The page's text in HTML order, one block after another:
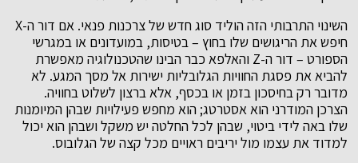
השינוי התרבותי הזה הוליד סוג חדש של צרכנות פנאי. אם דור ה-X
חיפש את הריגושים שלו בחוץ – בטיסות, במועדונים או במגרשי
הספורט – דור ה-Z והאלפא כבר הבינו שהטכנולוגיה מאפשרת
להביא את פסגת החוויות הגלובליות ישירות אל מסך המגע. לא
מדובר רק בחיסכון בזמן או בכסף, אלא ברצון לשלוט בחוויה.
הצרכן המודרני הוא אסטרטג; הוא מחפש פעילויות שבהן המיומנות
שלו באה לידי ביטוי, שבהן לכל החלטה יש משקל ושבהן הוא יכול
למדוד את עצמו מול יריבים ראויים מכל קצה של הגלובוס.